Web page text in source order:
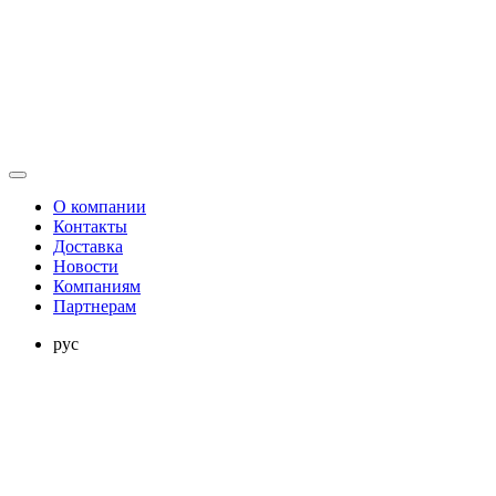
О компании
Контакты
Доставка
Новости
Компаниям
Партнерам
рус